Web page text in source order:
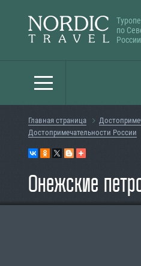
по
России
Главная страница
Достопримечательности России
Онежские